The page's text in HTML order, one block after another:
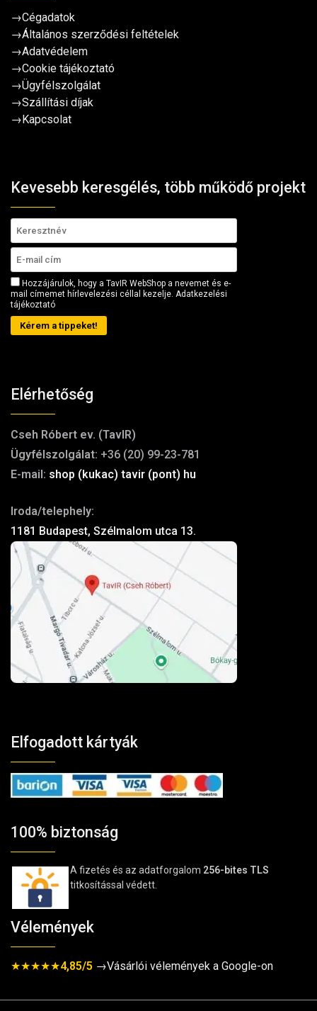
→Cégadatok
→Általános szerződési feltételek
→Adatvédelem
→Cookie tájékoztató
→Ügyfélszolgálat
→Szállítási díjak
→Kapcsolat
Kevesebb keresgélés, több működő projekt
Hozzájárulok, hogy a TavIR WebShop a nevemet és e-
mail címemet hírlevelezési céllal kezelje. Adatkezelési
tájékoztató
Kérem a tippeket!
Elérhetőség
Cseh Róbert ev. (TavIR)
Ügyfélszolgálat: +36 (20) 99-23-781
E-mail: shop (kukac) tavir (pont) hu
Iroda/telephely:
1181 Budapest, Szélmalom utca 13.
Elfogadott kártyák
100% biztonság
A fizetés és az adatforgalom 256-bites TLS
titkosítással védett.
Vélemények
★★★★★4,85/5 →Vásárlói vélemények a Google-on